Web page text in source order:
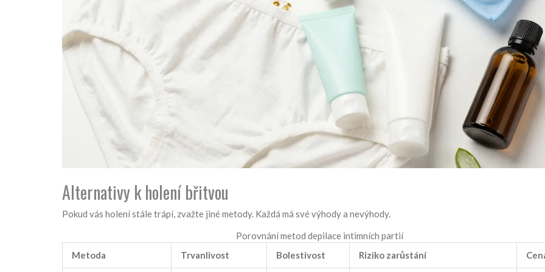
Alternativy k holení břitvou
Pokud vás holení stále trápí, zvažte jiné metody. Každá má své výhody a nevýhody.
Porovnání metod depilace intimních partií
Metoda
Trvanlivost Bolestivost Riziko zarůstání